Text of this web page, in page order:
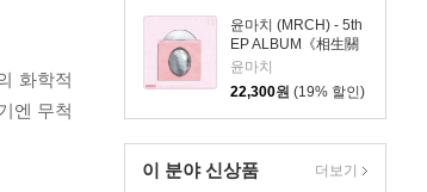
윤마치 (MRCH) - 5th
EP ALBUM《相生關
係》(상생관계)
윤마치
22,300원 (19% 할인)
이 분야 신상품 더보기
화학적
엔 무척